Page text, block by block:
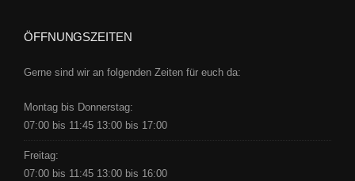
ÖFFNUNGSZEITEN
Gerne sind wir an folgenden Zeiten für euch da:
Montag bis Donnerstag:
07:00 bis 11:45 13:00 bis 17:00
Freitag:
07:00 bis 11:45 13:00 bis 16:00